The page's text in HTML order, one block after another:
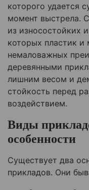
которого удается
момент выстрела.
из износостойких
которых пластик
немаловажных
деревянными
лишним весом и
стойкость перед
воздействием.
Виды
особенности
Существует два
прикладов. Они